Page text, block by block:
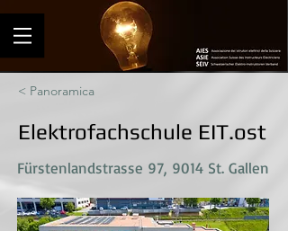
< Panoramica
Elektrofachschule EIT.ost
Fürstenlandstrasse 97, 9014 St. Gallen